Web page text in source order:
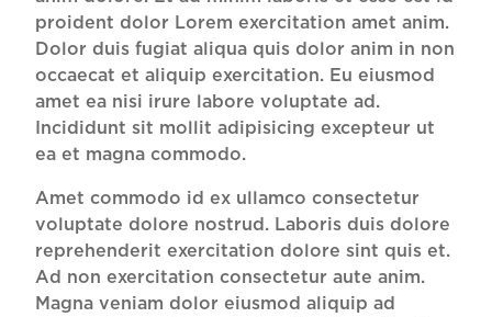
proident dolor Lorem exercitation amet anim.
Dolor duis fugiat aliqua quis dolor anim in non
occaecat et aliquip exercitation. Eu eiusmod
amet ea nisi irure labore voluptate ad.
Incididunt sit mollit adipisicing excepteur ut
ea et magna commodo.
Amet commodo id ex ullamco consectetur
voluptate dolore nostrud. Laboris duis dolore
reprehenderit exercitation dolore sint quis et.
Ad non exercitation consectetur aute anim.
Magna veniam dolor eiusmod aliquip ad